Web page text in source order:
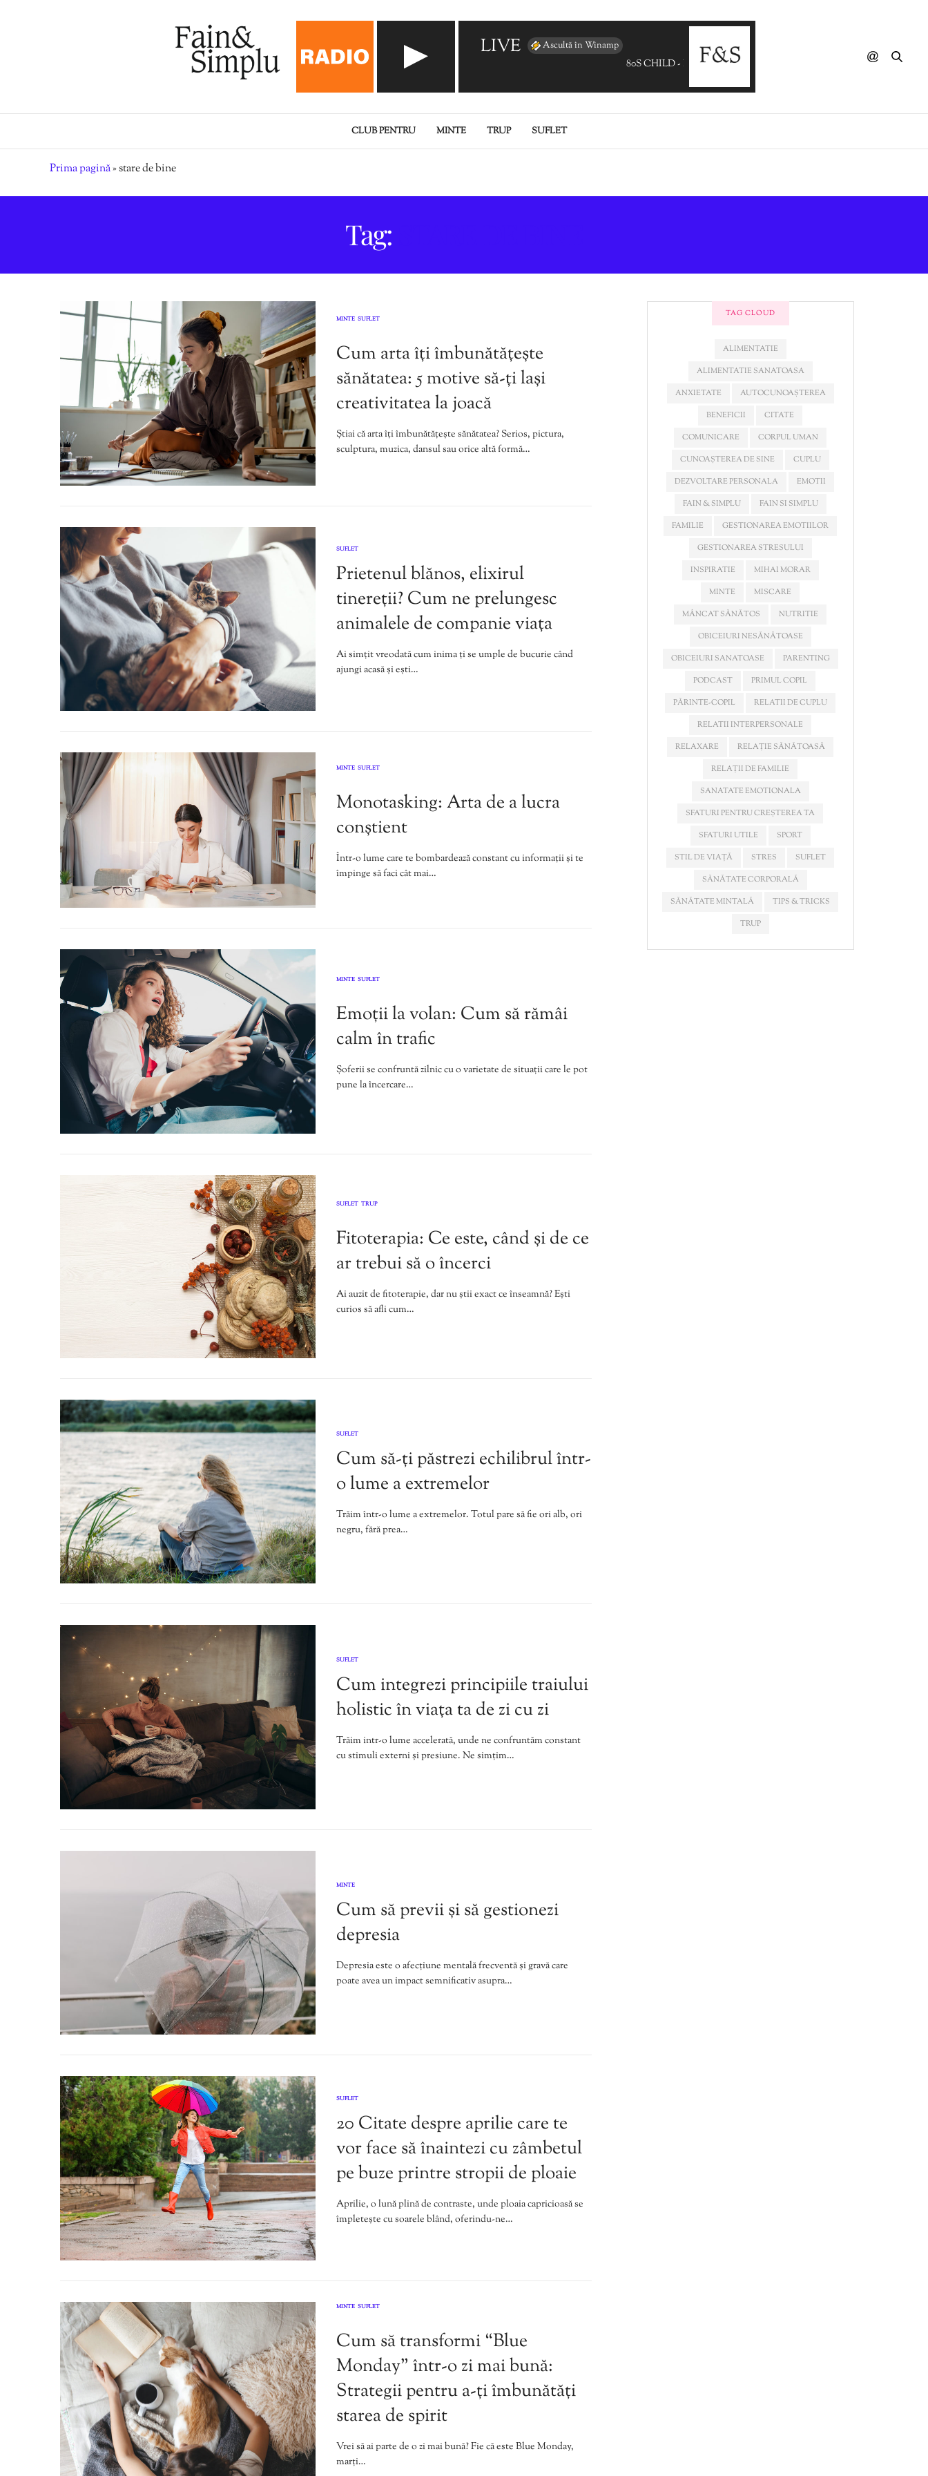
LIVE Ascultă în Winamp
80S CHILD - I Cant Go 4 That
CLUB PENTRU MINTE TRUP SUFLET
Prima pagină»stare de bine
Tag:
MINTE SUFLET
Cum arta îți îmbunătățește
sănătatea: 5 motive să-ți lași
creativitatea la joacă
Știai că arta îți îmbunătățește sănătatea? Serios, pictura,
sculptura, muzica, dansul sau orice altă formă…
SUFLET
Prietenul blănos, elixirul
tinereții? Cum ne prelungesc
animalele de companie viața
Ai simțit vreodată cum inima ți se umple de bucurie când
ajungi acasă și ești…
MINTE SUFLET
Monotasking: Arta de a lucra
conștient
Într-o lume care te bombardează constant cu informații și te
împinge să faci cât mai…
MINTE SUFLET
Emoții la volan: Cum să rămâi
calm în trafic
Șoferii se confruntă zilnic cu o varietate de situații care le pot
pune la încercare…
SUFLET TRUP
Fitoterapia: Ce este, când și de ce
ar trebui să o încerci
Ai auzit de fitoterapie, dar nu știi exact ce înseamnă? Ești
curios să afli cum…
SUFLET
Cum să-ți păstrezi echilibrul într-
o lume a extremelor
Trăim într-o lume a extremelor. Totul pare să fie ori alb, ori
negru, fără prea…
SUFLET
Cum integrezi principiile traiului
holistic în viața ta de zi cu zi
Trăim intr-o lume accelerată, unde ne confruntăm constant
cu stimuli externi și presiune. Ne simțim…
MINTE
Cum să previi și să gestionezi
depresia
Depresia este o afecțiune mentală frecventă și gravă care
poate avea un impact semnificativ asupra…
SUFLET
20 Citate despre aprilie care te
vor face să înaintezi cu zâmbetul
pe buze printre stropii de ploaie
Aprilie, o lună plină de contraste, unde ploaia capricioasă se
împletește cu soarele blând, oferindu-ne…
MINTE SUFLET
Cum să transformi “Blue
Monday” într-o zi mai bună:
Strategii pentru a-ți îmbunătăți
starea de spirit
Vrei să ai parte de o zi mai bună? Fie că este Blue Monday,
marți…
TAG CLOUD
ALIMENTATIE
ALIMENTATIE SANATOASA
ANXIETATE
AUTOCUNOAȘTEREA
BENEFICII
CITATE
COMUNICARE
CORPUL UMAN
CUNOAȘTEREA DE SINE
CUPLU
DEZVOLTARE PERSONALA
EMOTII
FAIN & SIMPLU
FAIN SI SIMPLU
FAMILIE
GESTIONAREA EMOTIILOR
GESTIONAREA STRESULUI
INSPIRATIE
MIHAI MORAR
MINTE
MISCARE
MÂNCAT SĂNĂTOS
NUTRITIE
OBICEIURI NESĂNĂTOASE
OBICEIURI SANATOASE
PARENTING
PODCAST
PRIMUL COPIL
PĂRINTE-COPIL
RELATII DE CUPLU
RELATII INTERPERSONALE
RELAXARE
RELAȚIE SĂNĂTOASĂ
RELAȚII DE FAMILIE
SANATATE EMOTIONALA
SFATURI PENTRU CREȘTEREA TA
SFATURI UTILE
SPORT
STIL DE VIAȚĂ
STRES
SUFLET
SĂNĂTATE CORPORALĂ
SĂNĂTATE MINTALĂ
TIPS & TRICKS
TRUP